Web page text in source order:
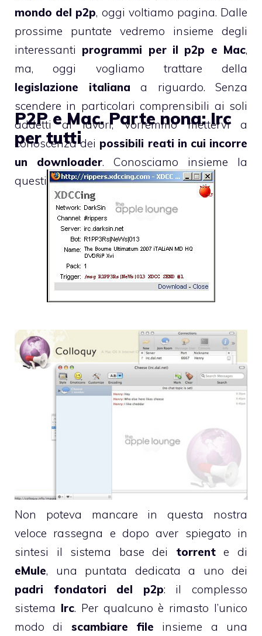
mondo del p2p, oggi voltiamo pagina. Dalle
prossime puntate vedremo insieme degli
interessanti programmi per il p2p e Mac,
ma, oggi vogliamo trattare della
legislazione italiana a riguardo. Senza
scendere in particolari comprensibili ai soli
addetti ai lavori, vorremmo mettervi a
conoscenza dei possibili reati in cui incorre
un downloader. Conosciamo insieme la
questione.
P2P e Mac. Parte nona: Irc
per tutti
Non poteva mancare in questa nostra
veloce rassegna e dopo aver spiegato in
sintesi il sistema base dei torrente di
eMule, una puntata dedicata a uno dei
padri fondatori del p2p: il complesso
sistema Irc. Per qualcuno è rimasto l’unico
modo di scambiare file insieme a una